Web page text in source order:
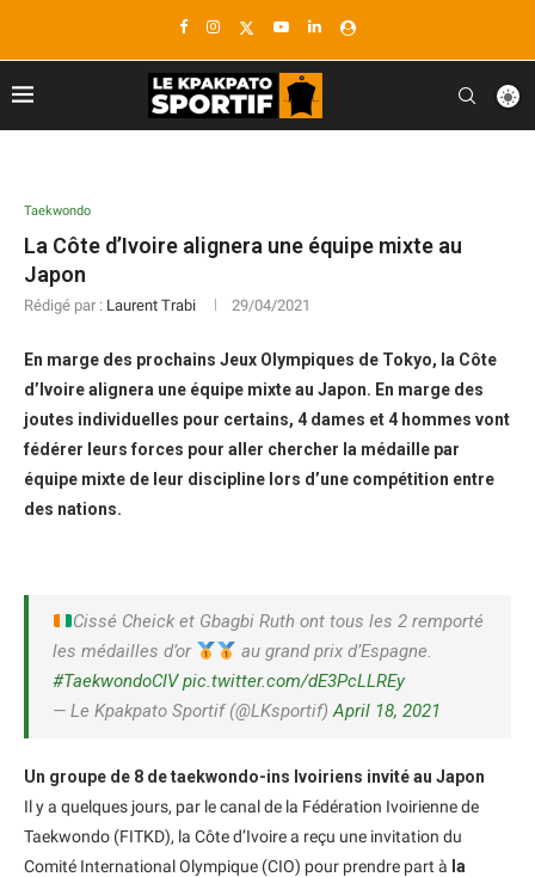
Taekwondo
La Côte d’Ivoire alignera une équipe mixte au
Japon
Rédigé par : Laurent Trabi 29/04/2021
En marge des prochains Jeux Olympiques de Tokyo, la Côte
d’Ivoire alignera une équipe mixte au Japon. En marge des
joutes individuelles pour certains, 4 dames et 4 hommes vont
fédérer leurs forces pour aller chercher la médaille par
équipe mixte de leur discipline lors d’une compétition entre
des nations.
Cissé Cheick et Gbagbi Ruth ont tous les 2 remporté
les médailles d’or
au grand prix d’Espagne.
#TaekwondoCIV pic.twitter.com/dE3PcLLREy
— Le Kpakpato Sportif (@LKsportif)April 18, 2021
Un groupe de 8 de taekwondo-ins Ivoiriens invité au Japon
Il y a quelques jours, par le canal de la Fédération Ivoirienne de
Taekwondo (FITKD), la Côte d’Ivoire a reçu une invitation du
Comité International Olympique (CIO) pour prendre part à la